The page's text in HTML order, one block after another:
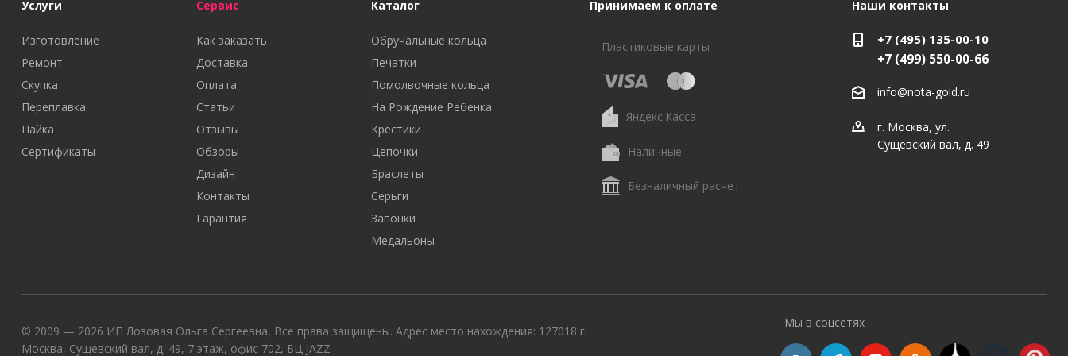
Услуги
Изготовление
Ремонт
Скупка
Переплавка
Пайка
Сертификаты
Сервис
Как заказать
Доставка
Оплата
Статьи
Отзывы
Обзоры
Дизайн
Контакты
Гарантия
Каталог
Обручальные кольца
Печатки
Помолвочные кольца
На Рождение Ребенка
Крестики
Цепочки
Браслеты
Серьги
Запонки
Медальоны
Принимаем к оплате
Пластиковые карты
Яндекс.Касса
Наличные
Безналичный расчет
Наши контакты
+7 (495) 135-00-10
+7 (499) 550-00-66
info@nota-gold.ru
г. Москва, ул.
Сущевский вал, д. 49
© 2009 — 2026 ИП Лозовая Ольга Сергеевна, Все права защищены. Адрес место нахождения: 127018 г.
Москва, Сущевский вал, д. 49, 7 этаж, офис 702, БЦ JAZZ
Мы в соцсетях